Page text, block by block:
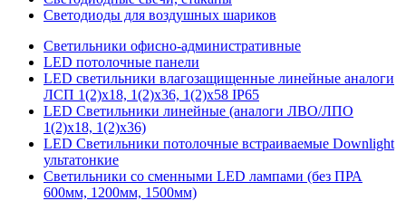
Светодиоды для воздушных шариков
Светильники офисно-административные
LED потолочные панели
LED светильники влагозащищенные линейные аналоги
ЛСП 1(2)х18, 1(2)х36, 1(2)х58 IP65
LED Светильники линейные (аналоги ЛВО/ЛПО
1(2)х18, 1(2)х36)
LED Светильники потолочные встраиваемые Downlight
ультатонкие
Светильники со сменными LED лампами (без ПРА
600мм, 1200мм, 1500мм)